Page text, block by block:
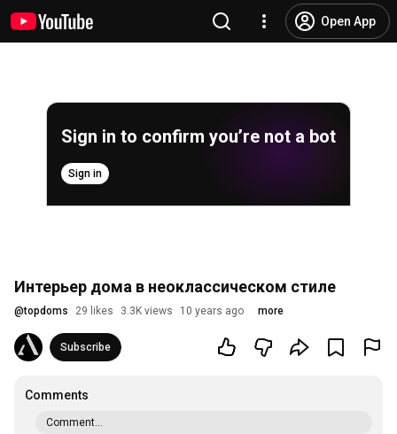
Open App
Sign in to confirm you’re not a bot
Sign in
Интерьер дома в неоклассическом стиле
@topdoms 29 likes 3.3K views 10 years ago more
Subscribe
Comments
Comment...